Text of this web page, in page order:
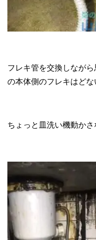
フレキ管を交換しなが
の本体側のフレキはど
ちょっと皿洗い機動か